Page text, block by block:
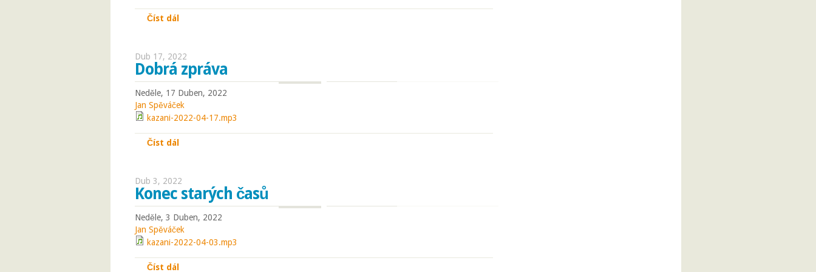
Číst dál
Dub 17, 2022
Dobrá zpráva
Neděle, 17 Duben, 2022
Jan Spěváček
kazani-2022-04-17.mp3
Číst dál
Dub 3, 2022
Konec starých časů
Neděle, 3 Duben, 2022
Jan Spěváček
kazani-2022-04-03.mp3
Číst dál